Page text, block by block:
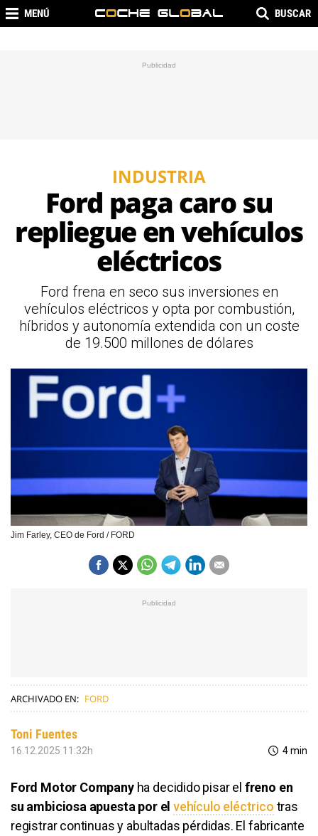
MENÚ BUSCAR
INDUSTRIA
Ford paga caro su
repliegue en vehículos
eléctricos
Ford frena en seco sus inversiones en
vehículos eléctricos y opta por combustión,
híbridos y autonomía extendida con un coste
de 19.500 millones de dólares
Jim Farley, CEO de Ford / FORD
ARCHIVADO EN: FORD
Toni Fuentes
16.12.2025 11:32h 4 min
Ford Motor Company ha decidido pisar el freno en
su ambiciosa apuesta por el vehículo eléctrico tras
registrar continuas y abultadas pérdidas. El fabricante